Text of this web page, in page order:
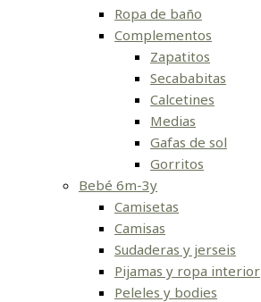
Ropa de baño
Complementos
Zapatitos
Secababitas
Calcetines
Medias
Gafas de sol
Gorritos
Bebé 6m-3y
Camisetas
Camisas
Sudaderas y jerseis
Pijamas y ropa interior
Peleles y bodies